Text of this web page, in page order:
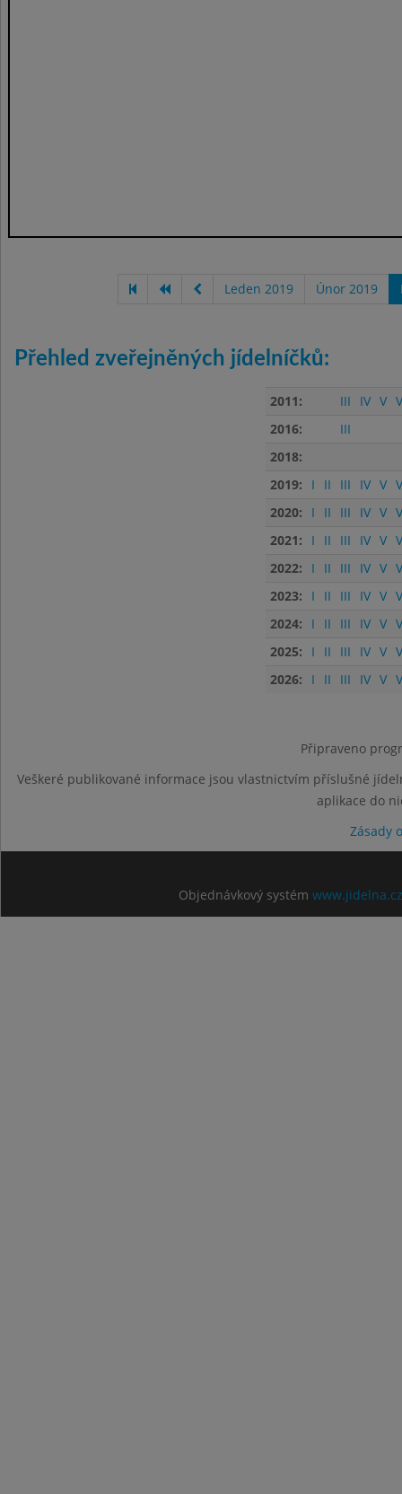
Leden 2019 Únor 2019
Přehled zveřejněných jídelníčků:
2011: III IV V
2016:
III
2018:
2019:
I II III IV V
2020:
I II III IV V
2021:
I II III IV V
2022:
I II III IV V
2023:
I II III IV V
2024:
I II III IV V
2025:
I II III IV V
2026:
I II III IV V
Připraveno
Veškeré publikované informace jsou vlastnictvím příslušné
aplikace do
Zásady
Objednávkový systém www.jidelna.cz